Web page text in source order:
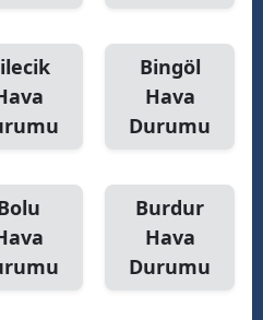
Bingöl
Hava
Durumu
Burdur
Hava
Durumu